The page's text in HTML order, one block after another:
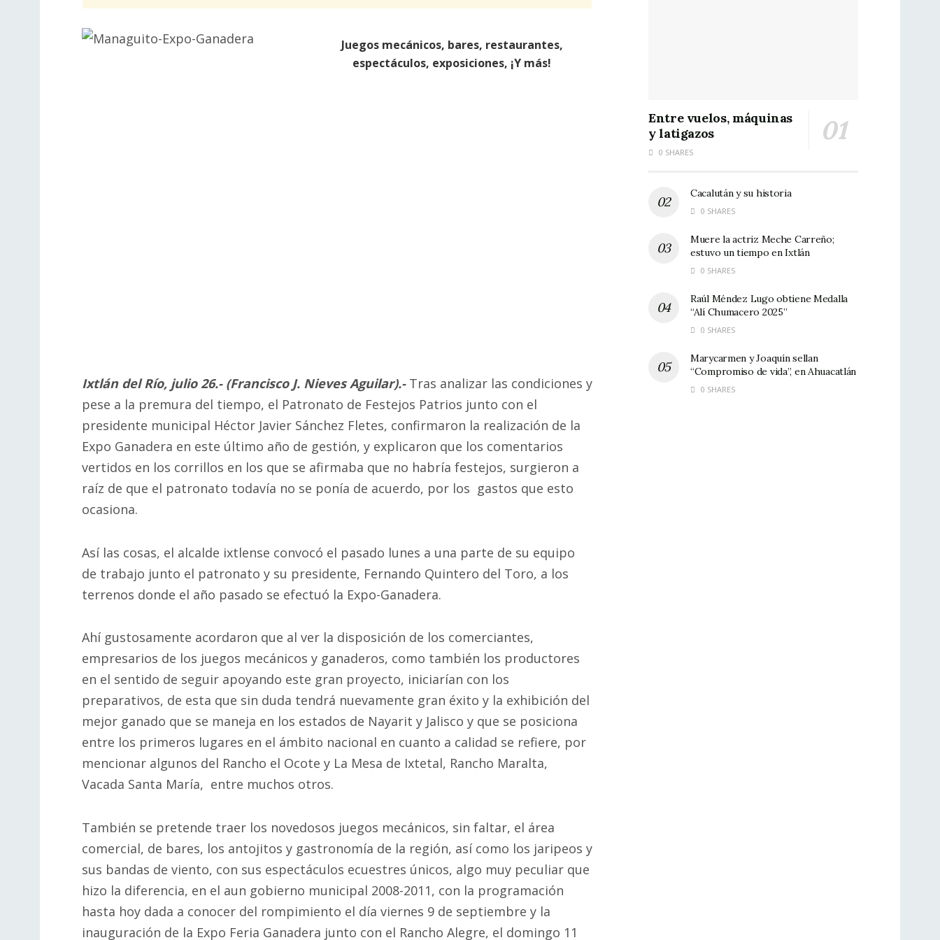
Juegos mecánicos, bares, restaurantes,
espectáculos, exposiciones, ¡Y más!
Ixtlán del Río, julio 26.- (Francisco J. Nieves Aguilar).- Tras analizar las condiciones y
pese a la premura del tiempo, el Patronato de Festejos Patrios junto con el
presidente municipal Héctor Javier Sánchez Fletes, confirmaron la realización de la
Expo Ganadera en este último año de gestión, y explicaron que los comentarios
vertidos en los corrillos en los que se afirmaba que no habría festejos, surgieron a
raíz de que el patronato todavía no se ponía de acuerdo, por los gastos que esto
ocasiona.
Así las cosas, el alcalde ixtlense convocó el pasado lunes a una parte de su equipo
de trabajo junto el patronato y su presidente, Fernando Quintero del Toro, a los
terrenos donde el año pasado se efectuó la Expo-Ganadera.
Ahí gustosamente acordaron que al ver la disposición de los comerciantes,
empresarios de los juegos mecánicos y ganaderos, como también los productores
en el sentido de seguir apoyando este gran proyecto, iniciarían con los
preparativos, de esta que sin duda tendrá nuevamente gran éxito y la exhibición del
mejor ganado que se maneja en los estados de Nayarit y Jalisco y que se posiciona
entre los primeros lugares en el ámbito nacional en cuanto a calidad se refiere, por
mencionar algunos del Rancho el Ocote y La Mesa de Ixtetal, Rancho Maralta,
Vacada Santa María, entre muchos otros.
También se pretende traer los novedosos juegos mecánicos, sin faltar, el área
comercial, de bares, los antojitos y gastronomía de la región, así como los jaripeos y
sus bandas de viento, con sus espectáculos ecuestres únicos, algo muy peculiar que
hizo la diferencia, en el aun gobierno municipal 2008-2011, con la programación
hasta hoy dada a conocer del rompimiento el día viernes 9 de septiembre y la
inauguración de la Expo Feria Ganadera junto con el Rancho Alegre, el domingo 11
Entre vuelos, máquinas
y latigazos
0 SHARES
Cacalután y su historia
0 SHARES
Muere la actriz Meche Carreño;
estuvo un tiempo en Ixtlán
0 SHARES
Raúl Méndez Lugo obtiene Medalla
“Alí Chumacero 2025”
0 SHARES
Marycarmen y Joaquín sellan
“Compromiso de vida”, en Ahuacatlán
0 SHARES